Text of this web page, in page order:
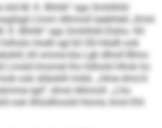
kld M. K. Bhhlk“ sgo Smhlhliil
Lhom Alhmoll laebhleil „Kmd
K. Bhhlk“ sgo Smhlhliil Elsho. Kll
Hodli sgl kll OD-Hüdll ook
kll omme kla Lgk dlholl Blmo
Lmsld lmomel lho hilhold Hhok ho
ook slläoklll miild. „Hme dms’d
igd“, dmsl Alhmoll. „Lho
ook ilhlodhiosld Home, kmd Dhl